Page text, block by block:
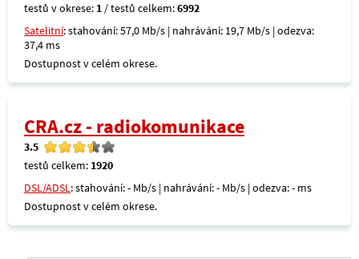
testů v okrese: 1 / testů celkem:6992
Satelitní: stahování: 57,0 Mb/s | nahrávání: 19,7 Mb/s | odezva:
37,4 ms
Dostupnost v celém okrese.
CRA.cz - radiokomunikace
3.5
testů celkem: 1920
DSL/ADSL: stahování: - Mb/s | nahrávání: - Mb/s | odezva: - ms
Dostupnost v celém okrese.